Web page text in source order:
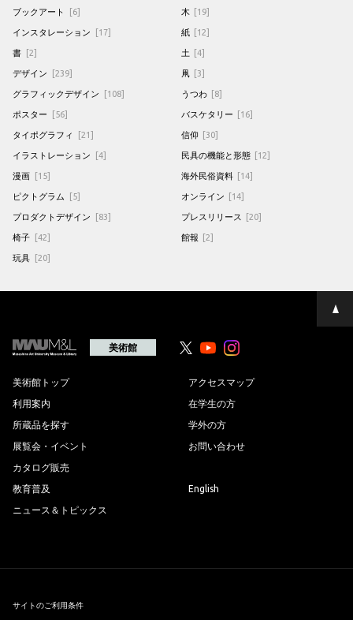
ブックアート [6]
インスタレーション [17]
書 [2]
デザイン [239]
グラフィックデザイン [108]
ポスター [56]
タイポグラフィ [21]
イラストレーション [4]
漫画 [15]
ピクトグラム [5]
プロダクトデザイン [83]
椅子 [42]
玩具 [20]
木 [19]
紙 [12]
土 [4]
凧 [3]
うつわ [8]
バスケタリー [16]
信仰 [30]
民具の機能と形態 [12]
海外民俗資料 [14]
オンライン [14]
プレスリリース [20]
館報 [2]
ペ
ー
美術館 YoutubeYoutube
美術館トップ
利用案内
所蔵品を探す
展覧会・イベント
カタログ販売
教育普及
ニュース＆トピックス
アクセスマップ
在学生の方
学外の方
お問い合わせ
English
サイトのご利用条件